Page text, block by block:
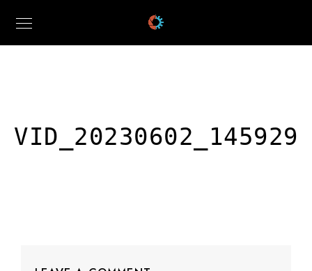
VID_20230602_145929